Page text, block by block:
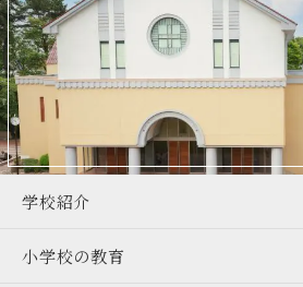
閉じる
学校紹介
小学校の教育